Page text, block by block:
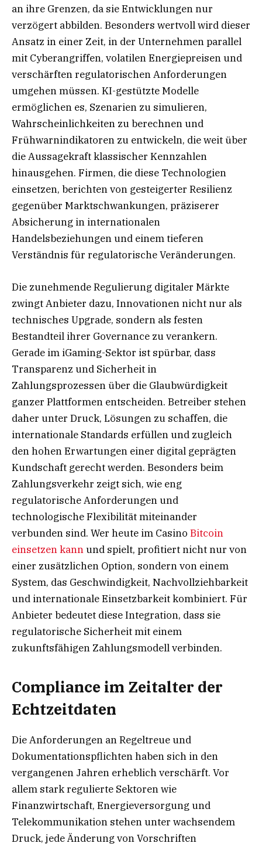
an ihre Grenzen, da sie Entwicklungen nur
verzögert abbilden. Besonders wertvoll wird dieser
Ansatz in einer Zeit, in der Unternehmen parallel
mit Cyberangriffen, volatilen Energiepreisen und
verschärften regulatorischen Anforderungen
umgehen müssen. KI-gestützte Modelle
ermöglichen es, Szenarien zu simulieren,
Wahrscheinlichkeiten zu berechnen und
Frühwarnindikatoren zu entwickeln, die weit über
die Aussagekraft klassischer Kennzahlen
hinausgehen. Firmen, die diese Technologien
einsetzen, berichten von gesteigerter Resilienz
gegenüber Marktschwankungen, präziserer
Absicherung in internationalen
Handelsbeziehungen und einem tieferen
Verständnis für regulatorische Veränderungen.
Die zunehmende Regulierung digitaler Märkte
zwingt Anbieter dazu, Innovationen nicht nur als
technisches Upgrade, sondern als festen
Bestandteil ihrer Governance zu verankern.
Gerade im iGaming-Sektor ist spürbar, dass
Transparenz und Sicherheit in
Zahlungsprozessen über die Glaubwürdigkeit
ganzer Plattformen entscheiden. Betreiber stehen
daher unter Druck, Lösungen zu schaffen, die
internationale Standards erfüllen und zugleich
den hohen Erwartungen einer digital geprägten
Kundschaft gerecht werden. Besonders beim
Zahlungsverkehr zeigt sich, wie eng
regulatorische Anforderungen und
technologische Flexibilität miteinander
verbunden sind. Wer heute im Casino Bitcoin
einsetzen kannund spielt, profitiert nicht nur von
einer zusätzlichen Option, sondern von einem
System, das Geschwindigkeit, Nachvollziehbarkeit
und internationale Einsetzbarkeit kombiniert. Für
Anbieter bedeutet diese Integration, dass sie
regulatorische Sicherheit mit einem
zukunftsfähigen Zahlungsmodell verbinden.
Compliance im Zeitalter der
Echtzeitdaten
Die Anforderungen an Regeltreue und
Dokumentationspflichten haben sich in den
vergangenen Jahren erheblich verschärft. Vor
allem stark regulierte Sektoren wie
Finanzwirtschaft, Energieversorgung und
Telekommunikation stehen unter wachsendem
Druck, jede Änderung von Vorschriften